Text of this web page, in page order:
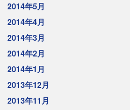
2014年5月
2014年4月
2014年3月
2014年2月
2014年1月
2013年12月
2013年11月